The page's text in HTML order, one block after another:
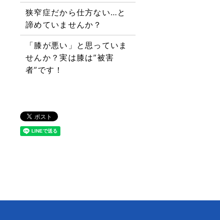
狭窄症だから仕方ない…と
諦めていませんか？
「膝が悪い」と思っていま
せんか？実は膝は”被害
者”です！